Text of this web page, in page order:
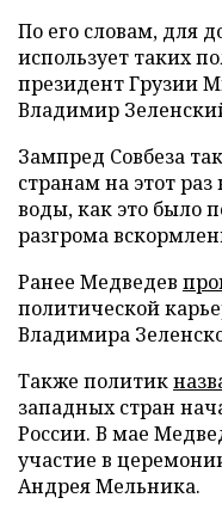
По его словам, для
использует таких
президент Грузии
Владимир
Зампред Совбеза
странам на этот
воды, как это было
разгрома
Ранее Медведев
политической
Владимира
Также политик
западных стран
России. В мае
участие в
Андрея Мельника.